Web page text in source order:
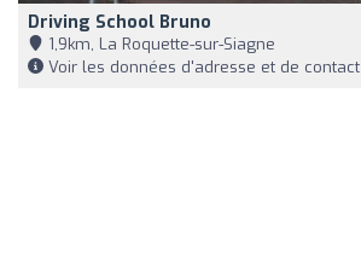
Driving School Bruno
1,9km, La Roquette-sur-Siagne
Voir les données d'adresse et de contact